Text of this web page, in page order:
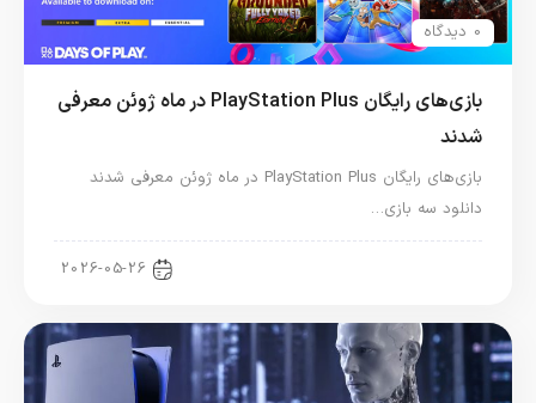
0 دیدگاه
بازی‌های رایگان PlayStation Plus در ماه ژوئن معرفی
شدند
بازی‌های رایگان PlayStation Plus در ماه ژوئن معرفی شدند
دانلود سه بازی…
2026-05-26